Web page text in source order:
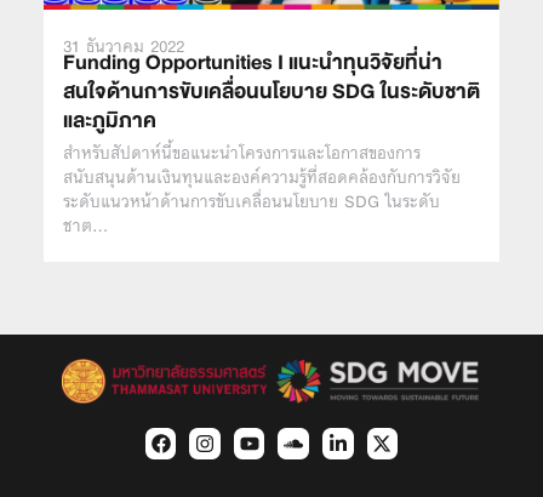
31 ธันวาคม 2022
Funding Opportunities I แนะนำทุนวิจัยที่น่า
สนใจด้านการขับเคลื่อนนโยบาย SDG ในระดับชาติ
และภูมิภาค
สำหรับสัปดาห์นี้ขอแนะนำโครงการและโอกาสของการ
สนับสนุนด้านเงินทุนและองค์ความรู้ที่สอดคล้องกับการวิจัย
ระดับแนวหน้าด้านการขับเคลื่อนนโยบาย SDG ในระดับ
ชาต…